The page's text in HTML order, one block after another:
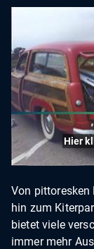
Hier
Von pittoresken
hin zum
bietet viele
immer mehr